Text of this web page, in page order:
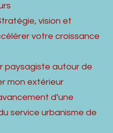
vision et
votre croissance
paysagiste autour de
mon extérieur
d’une
service urbanisme de